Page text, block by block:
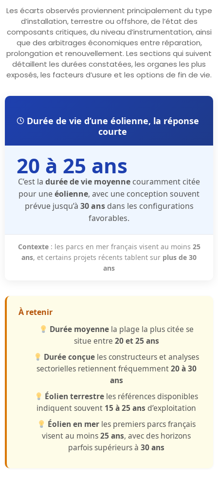
Les écarts observés proviennent principalement du type
d’installation, terrestre ou offshore, de l’état des
composants critiques, du niveau d’instrumentation, ainsi
que des arbitrages économiques entre réparation,
prolongation et renouvellement. Les sections qui suivent
détaillent les durées constatées, les organes les plus
exposés, les facteurs d’usure et les options de fin de vie.
Durée de vie d’une éolienne, la réponse
courte
20 à 25 ans
C’est la durée de vie moyenne couramment citée
pour uneéolienne, avec une conception souvent
prévue jusqu’à 30 ansdans les configurations
favorables.
Contexte: les parcs en mer français visent au moins 25
ans, et certains projets récents tablent sur plus de 30
ans
À retenir
Durée moyennela plage la plus citée se
situe entre 20 et 25 ans
Durée conçue les constructeurs et analyses
sectorielles retiennent fréquemment20 à 30
ans
Éolien terrestre les références disponibles
indiquent souvent 15 à 25 ans d’exploitation
Éolien en merles premiers parcs français
visent au moins25 ans, avec des horizons
parfois supérieurs à 30 ans